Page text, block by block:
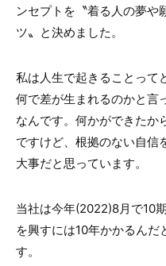
ンセプトを〝着る人の夢や
ツ〟と決めました。
私は人生で起きることって
何で差が生まれるのかと言
なんです。何かができたか
ですけど、根拠のない自信
大事だと思っています。
当社は今年(2022)8月で10
を興すには10年かかるんだ
す。